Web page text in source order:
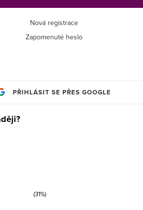
Nová registrace
Zapomenuté heslo
PŘIHLÁSIT SE PŘES GOOGLE
(31%)